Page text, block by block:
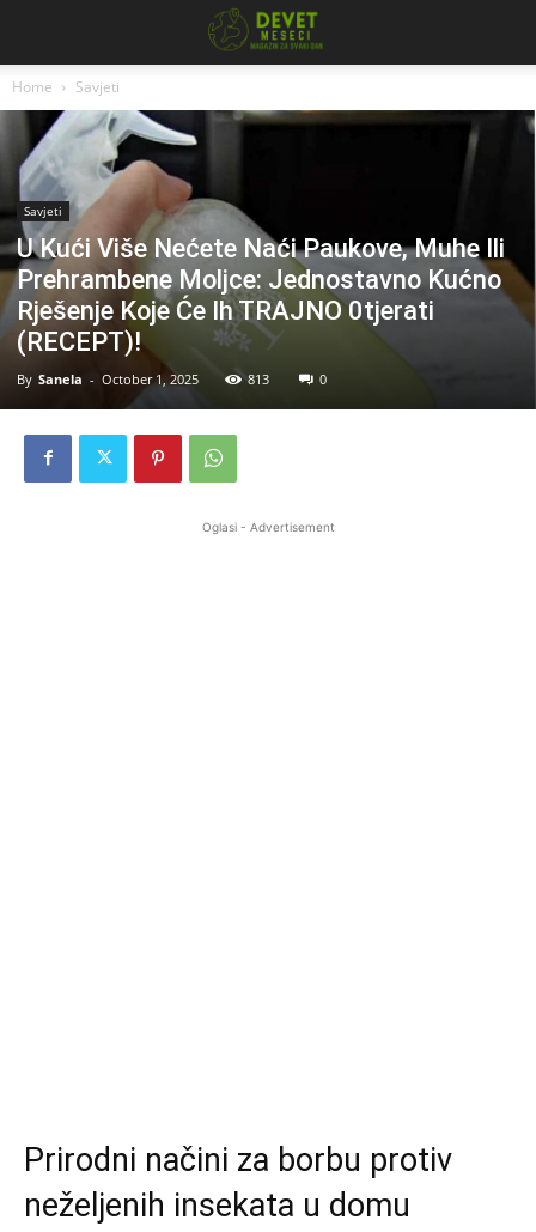
Home Savjeti
Savjeti
U Kući Više Nećete Naći Paukove, Muhe Ili
Prehrambene Moljce: Jednostavno Kućno
Rješenje Koje Će Ih TRAJNO 0tjerati
(RECEPT)!
By Sanela - October 1, 2025 813 0
Oglasi - Advertisement
Prirodni načini za borbu protiv
neželjenih insekata u domu